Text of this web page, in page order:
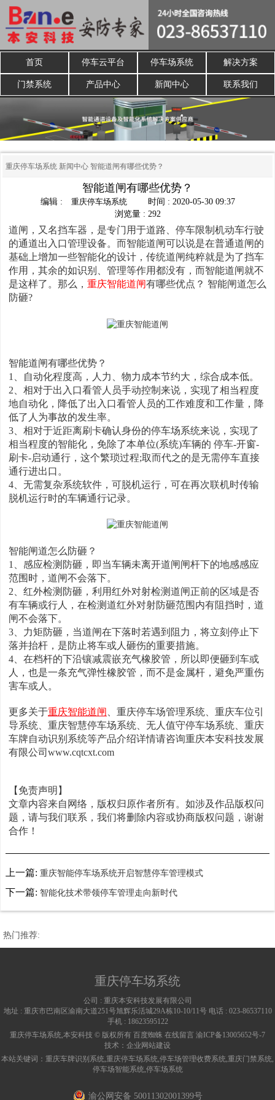
首页 停车云平台 停车场系统 解决方案
门禁系统 产品中心 新闻中心 联系我们
重庆停车场系统 新闻中心 智能道闸有哪些优势？
智能道闸有哪些优势？
编辑 : 重庆停车场系统
时间 : 2020-05-30 09:37
浏览量 : 292
道闸，又名挡车器，是专门用于道路、停车限制机动车行驶
的通道出入口管理设备。而智能道闸可以说是在普通道闸的
基础上增加一些智能化的设计，传统道闸纯粹就是为了挡车
作用，其余的如识别、管理等作用都没有，而智能道闸就不
是这样了。那么， 重庆智能道闸有哪些优点？ 智能闸道怎么
防砸?
智能道闸有哪些优势？
1、自动化程度高，人力、物力成本节约大，综合成本低。
2、相对于出入口看管人员手动控制来说，实现了相当程度
地自动化，降低了出入口看管人员的工作难度和工作量，降
低了人为事故的发生率。
3、相对于近距离刷卡确认身份的停车场系统来说，实现了
相当程度的智能化，免除了本单位(系统)车辆的 停车-开窗-
刷卡-启动通行，这个繁琐过程;取而代之的是无需停车直接
通行进出口。
4、无需复杂系统软件，可脱机运行，可在再次联机时传输
脱机运行时的车辆通行记录。
智能闸道怎么防砸？
1、感应检测防砸，即当车辆未离开道闸闸杆下的地感感应
范围时，道闸不会落下。
2、红外检测防砸，利用红外对射检测道闸正前的区域是否
有车辆或行人，在检测道红外对射防砸范围内有阻挡时，道
闸不会落下。
3、力矩防砸，当道闸在下落时若遇到阻力，将立刻停止下
落并抬杆，是防止将车或人砸伤的重要措施。
4、在档杆的下沿镶减震嵌充气橡胶管，所以即便砸到车或
人，也是一条充气弹性橡胶管，而不是金属杆，避免严重伤
害车或人。
更多关于重庆智能道闸
、重庆停车场管理系统、重庆车位引
导系统、重庆智慧停车场系统、无人值守停车场系统、重庆
车牌自动识别系统等产品介绍详情请咨询重庆本安科技发展
有限公司www.cqtcxt.com
【免责声明】
文章内容来自网络，版权归原作者所有。如涉及作品版权问
题，请与我们联系，我们将删除内容或协商版权问题，谢谢
合作！
上一篇: 重庆智能停车场系统开启智慧停车管理模式
下一篇: 智能化技术带领停车管理走向新时代
热门推荐:
重庆停车场系统
公司 : 重庆本安科技发展有限公司
地址 : 重庆市巴南区渝南大道251号旭辉乐活城29A栋10-10/11号 电话 : 023-86537110
手机 : 18623595122
重庆停车场系统,本安科技 © 版权所有 百度蜘蛛 在线留言 渝ICP备13005652号-7
技术： 企业网站建设
本站关键词： 重庆车牌识别系统,重庆停车场系统,停车场管理收费系统,重庆门禁系统,
停车场智能系统,停车场系统
渝公网安备 50011302001399号